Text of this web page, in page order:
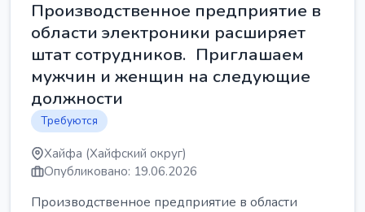
Производственное предприятие в
области электроники расширяет
штат сотрудников. Приглашаем
мужчин и женщин на следующие
должности
Требуются
Хайфа (Хайфский округ)
Опубликовано: 19.06.2026
Производственное предприятие в области